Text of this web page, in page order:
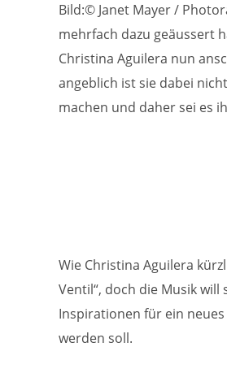
Bild:© Janet Mayer /
mehrfach dazu geäussert
Christina Aguilera nun
angeblich ist sie dabei
machen und daher sei es
Wie Christina Aguilera
Ventil“, doch die Musik
Inspirationen für ein neues
werden soll.